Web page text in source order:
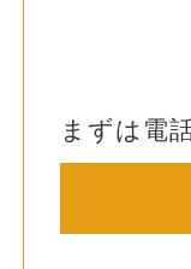
まずは電